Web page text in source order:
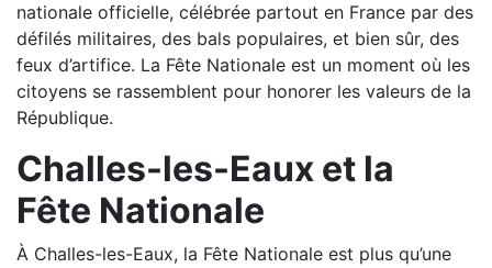
nationale officielle, célébrée partout en France par des
défilés militaires, des bals populaires, et bien sûr, des
feux d’artifice. La Fête Nationale est un moment où les
citoyens se rassemblent pour honorer les valeurs de la
République.
Challes-les-Eaux et la
Fête Nationale
À Challes-les-Eaux, la Fête Nationale est plus qu’une